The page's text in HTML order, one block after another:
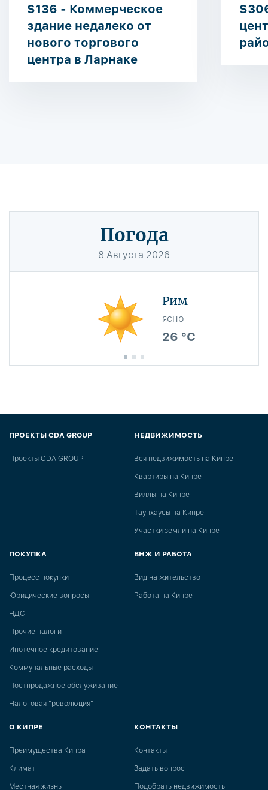
S136 - Коммерческое
здание недалеко от
нового торгового
центра в Ларнаке
Погода
8 Августа 2026
Рим
ясно
26 °C
ПРОЕКТЫ CDA GROUP
Проекты CDA GROUP
НЕДВИЖИМОСТЬ
Вся недвижимость на Кипре
Квартиры на Кипре
Виллы на Кипре
Таунхаусы на Кипре
Участки земли на Кипре
ПОКУПКА
Процесс покупки
Юридические вопросы
НДС
Прочие налоги
Ипотечное кредитование
Коммунальные расходы
Постпродажное обслуживание
Налоговая "революция"
ВНЖ И РАБОТА
Вид на жительство
Работа на Кипре
О КИПРЕ
Преимущества Кипра
Климат
Местная жизнь
КОНТАКТЫ
Контакты
Задать вопрос
Подобрать недвижимость